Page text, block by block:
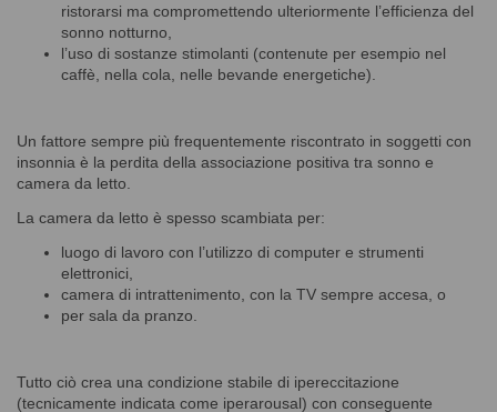
ristorarsi ma compromettendo ulteriormente l’efficienza del
sonno notturno,
l’uso di sostanze stimolanti (contenute per esempio nel
caffè, nella cola, nelle bevande energetiche).
Un fattore sempre più frequentemente riscontrato in soggetti con
insonnia è la perdita della associazione positiva tra sonno e
camera da letto.
La camera da letto è spesso scambiata per:
luogo di lavoro con l’utilizzo di computer e strumenti
elettronici,
camera di intrattenimento, con la TV sempre accesa, o
per sala da pranzo.
Tutto ciò crea una condizione stabile di ipereccitazione
(tecnicamente indicata come iperarousal) con conseguente